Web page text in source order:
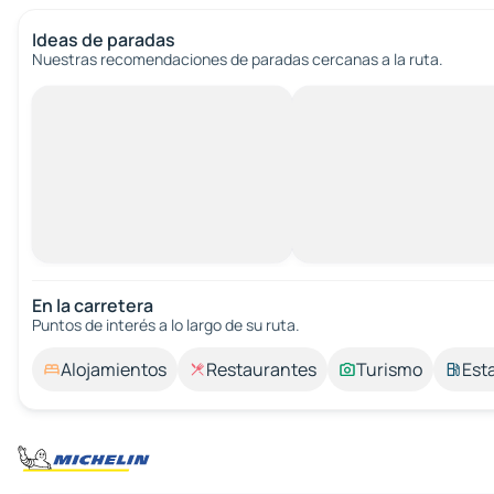
Ideas de paradas
Nuestras recomendaciones de paradas cercanas a la ruta.
En la carretera
Puntos de interés a lo largo de su ruta.
Alojamientos Restaurantes Turismo